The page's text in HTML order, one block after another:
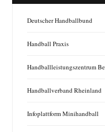
Deutscher Handballbund
Handball Praxis
Handballleistungszentrum
Handballverband Rheinland
Infoplattform Minihandball